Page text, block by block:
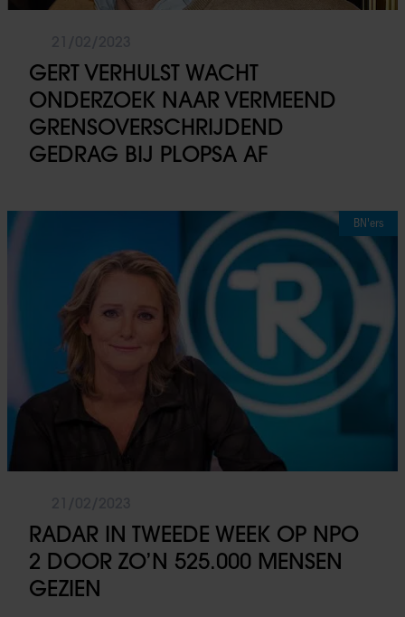
GERT VERHULST WACHT
ONDERZOEK NAAR VERMEEND
GRENSOVERSCHRIJDEND
GEDRAG BIJ PLOPSA AF
BN'ers
RADAR IN TWEEDE WEEK OP NPO
2 DOOR ZO’N 525.000 MENSEN
GEZIEN